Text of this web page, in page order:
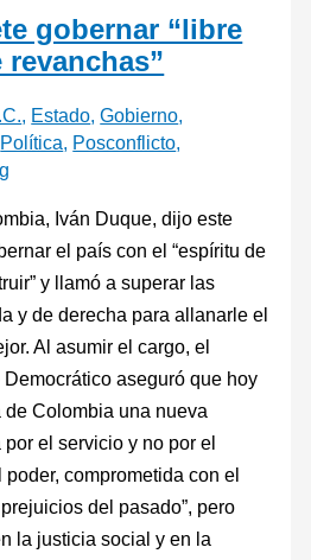
gobernar “libre
, Estado,Gobierno,
Política, Posconflicto,
Iván Duque, dijo este
el país con el “espíritu de
y llamó a superar las
y de derecha para allanarle el
Al asumir el cargo, el
aseguró que hoy
Colombia una nueva
el servicio y no por el
comprometida con el
del pasado”, pero
la justicia social y en la